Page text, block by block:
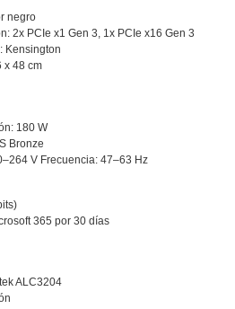
negro
2x PCIe x1 Gen 3, 1x PCIe x16 Gen 3
Kensington
x 48 cm
180 W
Bronze
V Frecuencia: 47–63 Hz
365 por 30 días
ALC3204